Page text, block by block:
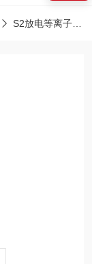
S2放电等离子烧结系统